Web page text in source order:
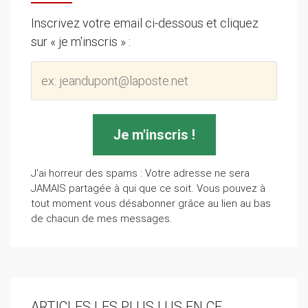
Inscrivez votre email ci-dessous et cliquez
sur « je m'inscris » :
J'ai horreur des spams : Votre adresse ne sera
JAMAIS partagée à qui que ce soit. Vous pouvez à
tout moment vous désabonner grâce au lien au bas
de chacun de mes messages.